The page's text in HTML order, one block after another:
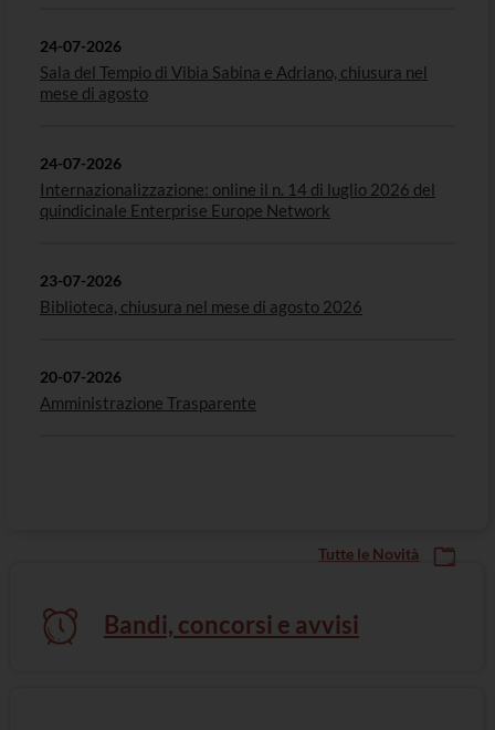
24-07-2026
Sala del Tempio di Vibia Sabina e Adriano, chiusura nel
mese di agosto
24-07-2026
Internazionalizzazione: online il n. 14 di luglio 2026 del
quindicinale Enterprise Europe Network
23-07-2026
Biblioteca, chiusura nel mese di agosto 2026
20-07-2026
Amministrazione Trasparente
Tutte le Novità
Bandi, concorsi e avvisi